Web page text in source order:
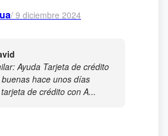
/ 9 diciembre 2024
Ayuda Tarjeta de crédito
hace unos días
de crédito con A...